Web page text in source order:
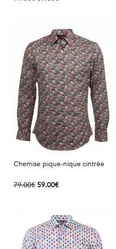
Chemise pique-nique cintrée
79.00€ 59.00€